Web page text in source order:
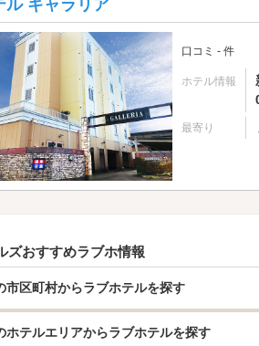
ル ギャラリア
口コミ - 件
ホテル情報
最寄り
ズおすすめラブホ情報
市区町村からラブホテルを探す
ホテルエリアからラブホテルを探す